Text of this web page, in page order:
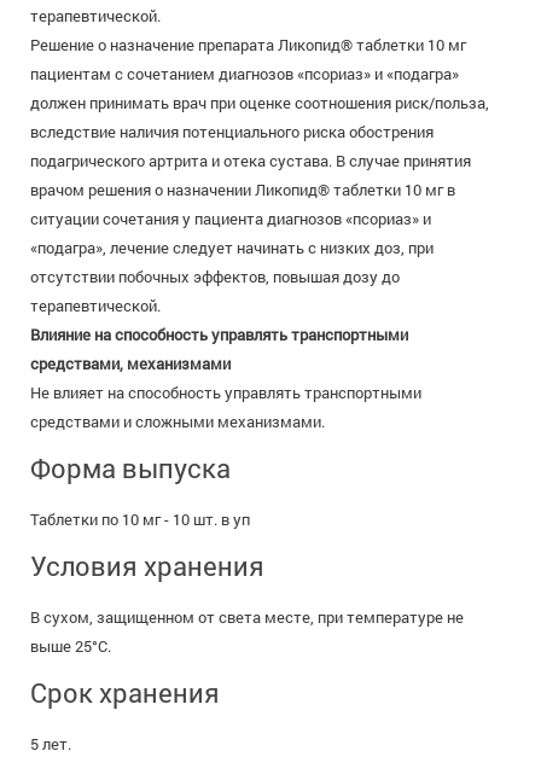
терапевтической.
Решение о назначение препарата Ликопид® таблетки 10 мг
пациентам с сочетанием диагнозов «псориаз» и «подагра»
должен принимать врач при оценке соотношения риск/польза,
вследствие наличия потенциального риска обострения
подагрического артрита и отека сустава. В случае принятия
врачом решения о назначении Ликопид® таблетки 10 мг в
ситуации сочетания у пациента диагнозов «псориаз» и
«подагра», лечение следует начинать с низких доз, при
отсутствии побочных эффектов, повышая дозу до
терапевтической.
Влияние на способность управлять транспортными
средствами, механизмами
Не влияет на способность управлять транспортными
средствами и сложными механизмами.
Форма выпуска
Таблетки по 10 мг - 10 шт. в уп
Условия хранения
В сухом, защищенном от света месте, при температуре не
выше 25°C.
Срок хранения
5 лет.